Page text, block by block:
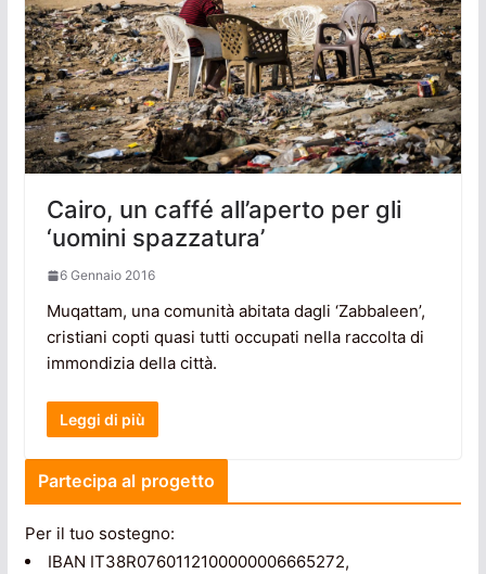
Cairo, un caffé all’aperto per gli
‘uomini spazzatura’
6 Gennaio 2016
Muqattam, una comunità abitata dagli ‘Zabbaleen’,
cristiani copti quasi tutti occupati nella raccolta di
immondizia della città.
Leggi di più
Partecipa al progetto
Per il tuo sostegno:
IBAN IT38R0760112100000006665272,